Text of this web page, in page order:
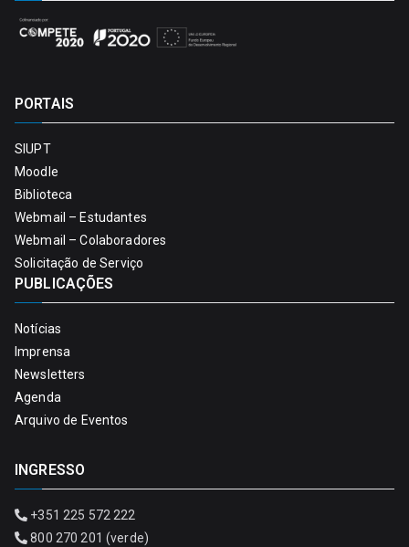
PORTAIS
SIUPT
Moodle
Biblioteca
Webmail – Estudantes
Webmail – Colaboradores
Solicitação de Serviço
PUBLICAÇÕES
Notícias
Imprensa
Newsletters
Agenda
Arquivo de Eventos
INGRESSO
+351 225 572 222
800 270 201 (verde)